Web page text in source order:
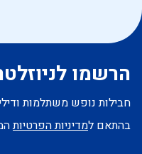
הרשמו
חבילות נופש משתלמות
בהתאם למדיניות הפרטיות